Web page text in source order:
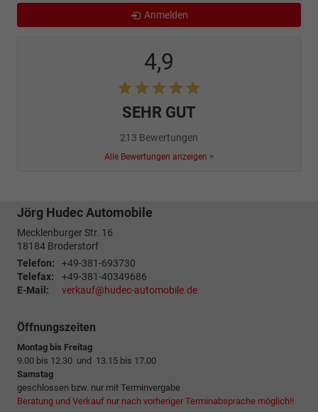
Anmelden
4,9
SEHR GUT
213 Bewertungen
Alle Bewertungen anzeigen >
Jörg Hudec Automobile
Mecklenburger Str. 16
18184 Broderstorf
Telefon:
+49-381-693730
Telefax:
+49-381-40349686
E-Mail:
verkauf@hudec-automobile.de
Öffnungszeiten
Montag bis Freitag
9.00 bis 12.30 und 13.15 bis 17.00
Samstag
geschlossen bzw. nur mit Terminvergabe
Beratung und Verkauf nur nach vorheriger Terminabsprache möglich!!